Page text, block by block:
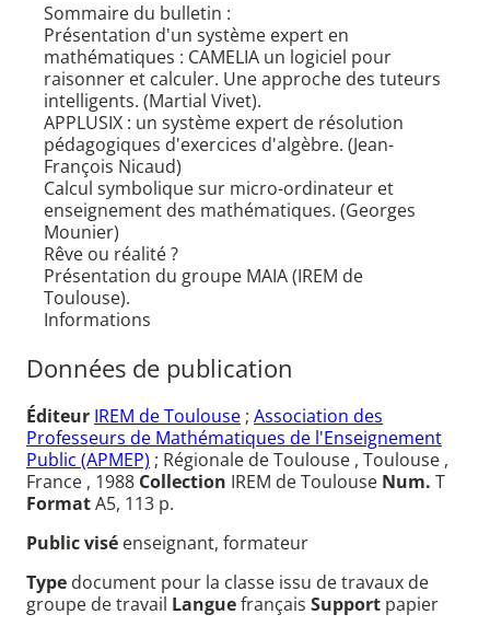
Sommaire du bulletin :
Présentation d'un système expert en
mathématiques : CAMELIA un logiciel pour
raisonner et calculer. Une approche des tuteurs
intelligents. (Martial Vivet).
APPLUSIX : un système expert de résolution
pédagogiques d'exercices d'algèbre. (Jean-
François Nicaud)
Calcul symbolique sur micro-ordinateur et
enseignement des mathématiques. (Georges
Mounier)
Rêve ou réalité ?
Présentation du groupe MAIA (IREM de
Toulouse).
Informations
Données de publication
Éditeur IREM de Toulouse ; Association des
Professeurs de Mathématiques de l'Enseignement
Public (APMEP) ; Régionale de Toulouse , Toulouse ,
France , 1988 Collection IREM de Toulouse Num. T
FormatA5, 113 p.
Public visé enseignant, formateur
Type document pour la classe issu de travaux de
groupe de travail Languefrançais Support papier